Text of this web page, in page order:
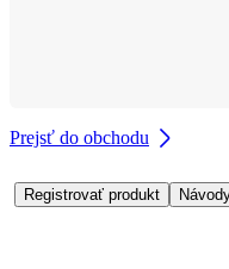
Prejsť do obchodu
Registrovať produkt